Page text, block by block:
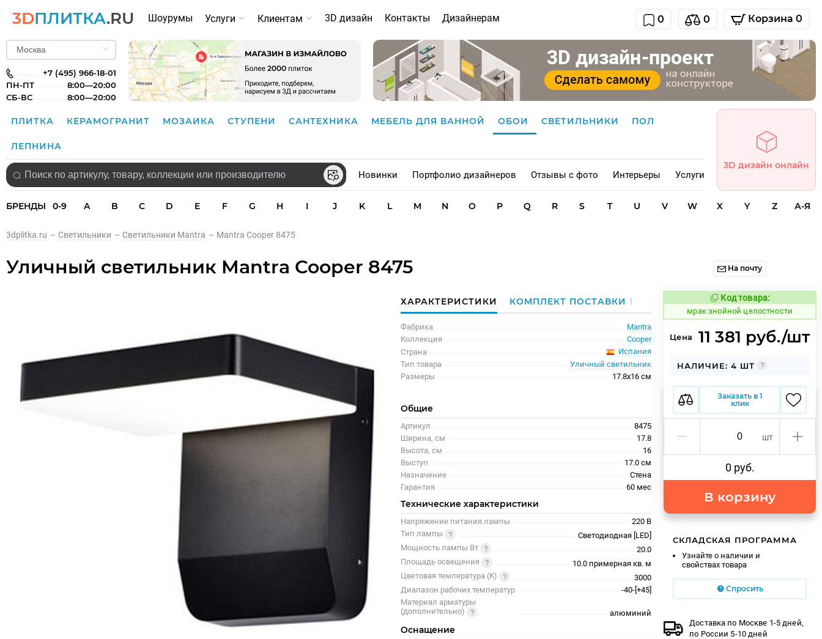
3DПЛИТКА.RU Шоурумы Услуги Клиентам 3D дизайн Контакты Дизайнерам 0 0 Корзина 0
+7 (495) 966-18-01
ПН-ПТ
8:00—20:00
СБ-ВС
8:00—20:00
ПЛИТКА КЕРАМОГРАНИТ МОЗАИКА СТУПЕНИ САНТЕХНИКА МЕБЕЛЬ ДЛЯ ВАННОЙ ОБОИ СВЕТИЛЬНИКИ ПОЛ
ЛЕПНИНА
Новинки Портфолио дизайнеров Отзывы с фото Интерьеры Услуги
3D дизайн онлайн
БРЕНДЫ 0-9 A B C D E F G H I J K L M N O P Q R S T U V W X Y Z А-Я
3dplitka.ru – Светильники – Светильники Mantra – Mantra Cooper 8475
Уличный светильник Mantra Cooper 8475 На почту
ХАРАКТЕРИСТИКИ КОМПЛЕКТ ПОСТАВКИ1
Фабрика
Mantra
Коллекция
Cooper
Страна
Испания
Тип товара
Уличный светильник
Размеры
17.8x16 см
Общие
Артикул
8475
Ширина, см
17.8
Высота, см
16
Выступ
17.0 см
Назначение
Стена
Гарантия
60 меc
Технические характеристики
Напряжение питания лампы
220 В
Тип лампы
Светодиодная [LED]
Мощность лампы Вт
20.0
Площадь освещения
10.0 примерная кв. м
Цветовая температура (К)
3000
Диапазон рабочих температур
-40-[+45]
Материал арматуры
(дополнительно)
алюминий
Оснащение
Код товара:
1050993 Код товара:
мрак знойной целостности
Цена 11 381 руб./шт
НАЛИЧИЕ: 4 ШТ
Заказать в 1
клик
шт
0 руб.
В корзину
СКЛАДСКАЯ ПРОГРАММА
Узнайте о наличии и
свойствах товара
Спросить
Доставка по Москве 1-5 дней,
по России 5-10 дней